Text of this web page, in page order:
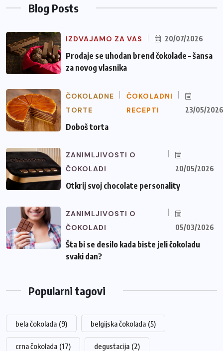
Blog Posts
IZDVAJAMO ZA VAS 20/07/2026
Prodaje se uhodan brend čokolade – šansa
za novog vlasnika
ČOKOLADNE
TORTE
ČOKOLADNI
RECEPTI
23/05/2026
Doboš torta
ZANIMLJIVOSTI O
ČOKOLADI
20/05/2026
Otkrij svoj chocolate personality
ZANIMLJIVOSTI O
ČOKOLADI
05/03/2026
Šta bi se desilo kada biste jeli čokoladu
svaki dan?
Popularni tagovi
bela čokolada (9) belgijska čokolada (5)
crna čokolada (17) degustacija (2)